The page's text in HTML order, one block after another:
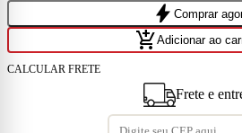
bolt Comprar
add_shopping_cartAdicionar ao
CALCULAR FRETE
Frete e